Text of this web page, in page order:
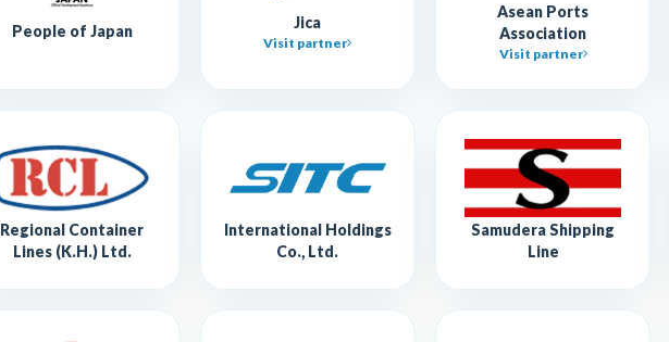
People of Japan Jica
Visit partner
Asean Ports
Association
Visit partner
Regional Container
Lines (K.H.) Ltd.
International Holdings
Co., Ltd.
Samudera Shipping
Line